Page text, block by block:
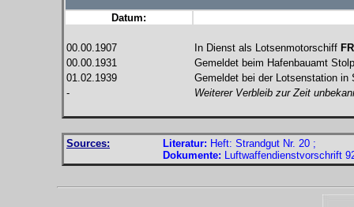
Datum:
00.00.1907 In Dienst als Lotsenmotorschiff
00.00.1931
Gemeldet beim Hafenbauamt
01.02.1939
Gemeldet bei der Lotsenstation in
-
Weiterer Verbleib zur Zeit
Sources: Literatur: Heft: Strandgut Nr. 20 ;
Dokumente: Luftwaffendienstvorschrift